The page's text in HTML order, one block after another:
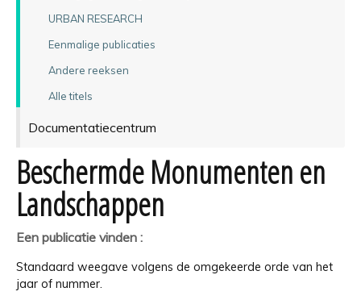
URBAN RESEARCH
Eenmalige publicaties
Andere reeksen
Alle titels
Documentatiecentrum
Beschermde Monumenten en
Landschappen
Een publicatie vinden :
Standaard weegave volgens de omgekeerde orde van het
jaar of nummer.